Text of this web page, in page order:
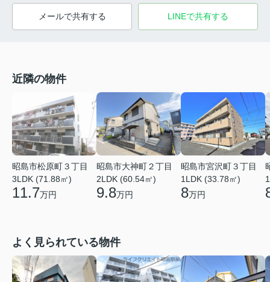
メールで共有する LINEで共有する
近隣の物件
昭島市松原町３丁目
3LDK (71.88㎡)
11.7万円
昭島市大神町２丁目
2LDK (60.54㎡)
9.8万円
昭島市宮沢町３丁目
1LDK (33.78㎡)
8万円
よく見られている物件